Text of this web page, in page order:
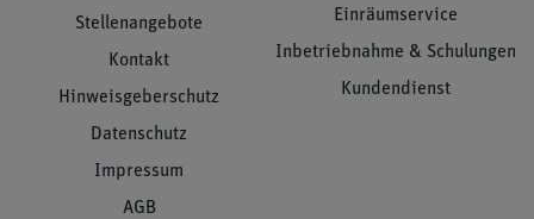
Stellenangebote
Kontakt
Hinweisgeberschutz
Datenschutz
Impressum
AGB
Einräumservice
Inbetriebnahme & Schulungen
Kundendienst